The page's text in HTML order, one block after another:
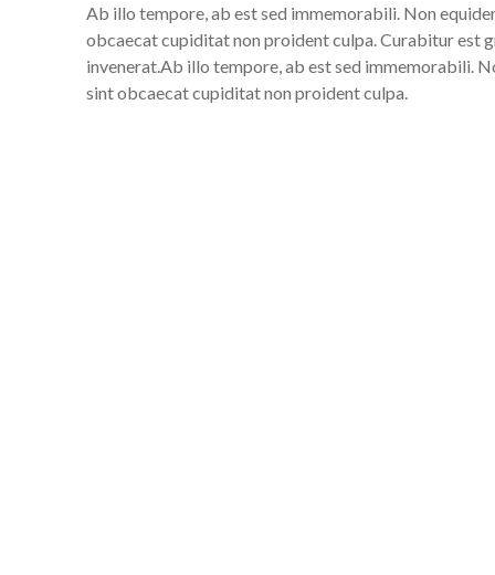
Ab illo tempore, ab est sed immemorabili. Non
obcaecat cupiditat non proident culpa. Curabitur est
invenerat.Ab illo tempore, ab est sed immemorabili.
sint obcaecat cupiditat non proident culpa.